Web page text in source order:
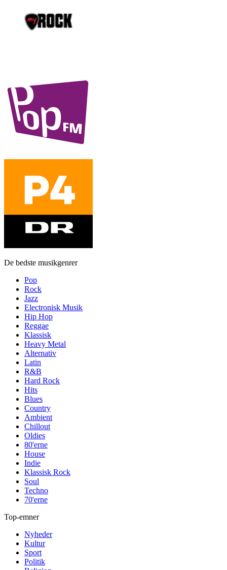
De bedste musikgenrer
Pop
Rock
Jazz
Electronisk Musik
Hip Hop
Reggae
Klassisk
Heavy Metal
Alternativ
Latin
R&B
Hard Rock
Hits
Blues
Country
Ambient
Chillout
Oldies
80'erne
House
Indie
Klassisk Rock
Soul
Techno
70'erne
Top-emner
Nyheder
Kultur
Sport
Politik